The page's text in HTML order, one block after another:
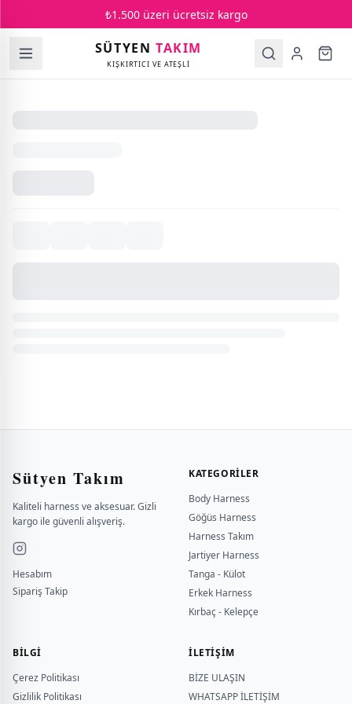
₺1.500 üzeri ücretsiz kargo
SÜTYENTAKIM
KIŞKIRTICI VE ATEŞLİ
Sütyen Takım
Kaliteli harness ve aksesuar. Gizli
kargo ile güvenli alışveriş.
Hesabım
Sipariş Takip
KATEGORILER
Body Harness
Göğüs Harness
Harness Takım
Jartiyer Harness
Tanga - Külot
Erkek Harness
Kırbaç - Kelepçe
BILGI
Çerez Politikası
Gizlilik Politikası
İLETİŞİM
BİZE ULAŞIN
WHATSAPP İLETİŞİM